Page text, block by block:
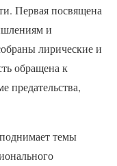
Первая посвящена
и
лирические и
обращена к
предательства,
темы